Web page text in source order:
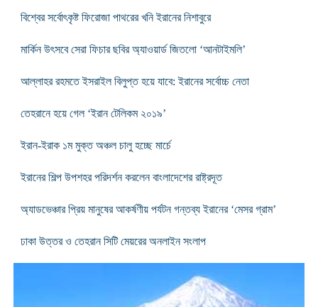
বিশ্বের সর্বোৎকৃষ্ট ফিরোজা পাথরের খনি ইরানের নিশাবুরে
মার্কিন উৎসবে সেরা ফিচার ছবির অ্যাওয়ার্ড জিতলো ‘আনটাইমলি’
আল্লাহর রহমতে ইসরাইল বিলুপ্ত হয়ে যাবে: ইরানের সর্বোচ্চ নেতা
তেহরানে হয়ে গেল ‘ইরান টেলিকম ২০১৯’
ইরান-ইরাক ১ম মুক্ত অঞ্চল চালু হচ্ছে মার্চে
ইরানের শিল্প উপশহর পরিদর্শন করলেন বাংলাদেশের রাষ্ট্রদূত
অ্যাডভেঞ্চার প্রিয় মানুষের আকর্ষণীয় পর্যটন গন্তব্য ইরানের ‘মেসর গ্রাম’
ঢাকা উত্তর ও তেহরান সিটি মেয়রের অনলাইন সংলাপ